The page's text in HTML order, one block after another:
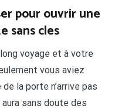
pour ouvrir une
sans cles
voyage et à votre
vous aviez
la porte n’arrive pas
aura sans doute des